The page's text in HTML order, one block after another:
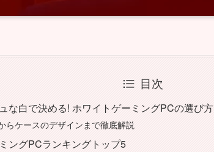
目次
な白で決める! ホワイトゲーミングPCの選び方
らケースのデザインまで徹底解説
ングPCランキングトップ5